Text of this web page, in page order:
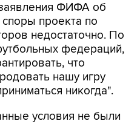
ФИФА об
проекта по
недостаточно. По
федераций,
что
нашу игру
никогда".
условия не были